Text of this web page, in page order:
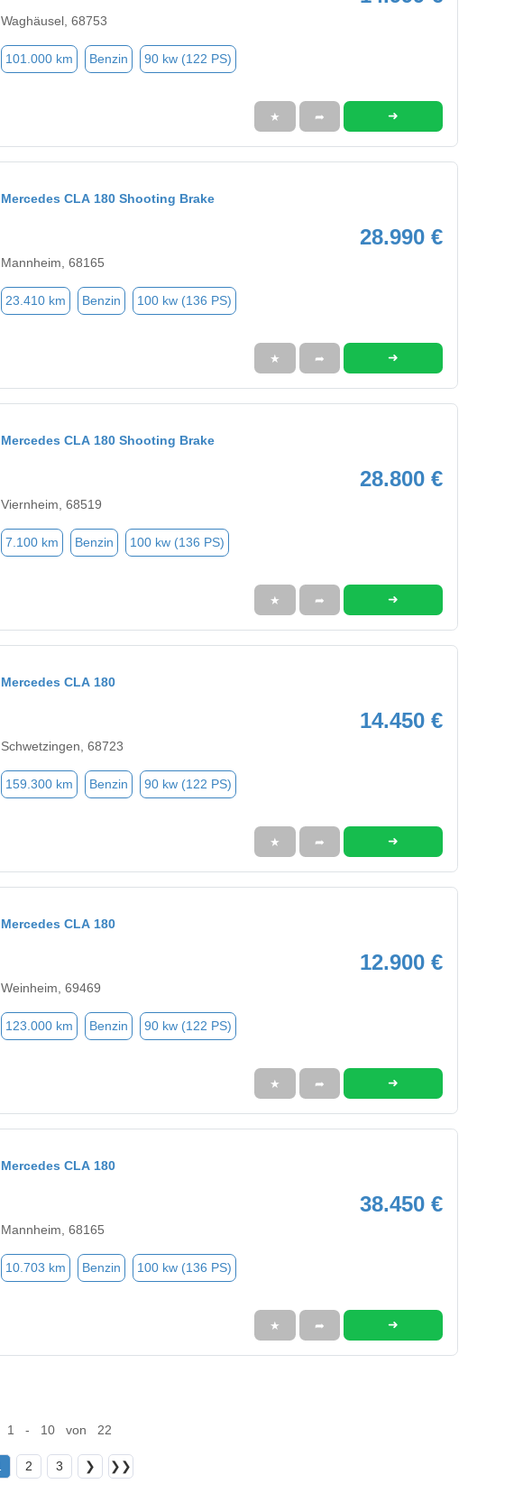
Waghäusel, 68753
101.000 km Benzin 90 kw (122 PS)
★ ➦ ➜
Mercedes CLA 180 Shooting Brake
28.990 €
Mannheim, 68165
23.410 km Benzin 100 kw (136 PS)
★ ➦ ➜
Mercedes CLA 180 Shooting Brake
28.800 €
Viernheim, 68519
7.100 km Benzin 100 kw (136 PS)
★ ➦ ➜
Mercedes CLA 180
14.450 €
Schwetzingen, 68723
159.300 km Benzin 90 kw (122 PS)
★ ➦ ➜
Mercedes CLA 180
12.900 €
Weinheim, 69469
123.000 km Benzin 90 kw (122 PS)
★ ➦ ➜
Mercedes CLA 180
38.450 €
Mannheim, 68165
10.703 km Benzin 100 kw (136 PS)
★ ➦ ➜
1 - 10 von 22
2 3 ❯ ❯❯